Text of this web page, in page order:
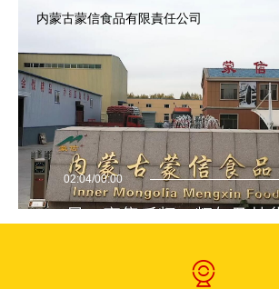
内蒙古蒙信食品有限責任公司
02:04/00:00